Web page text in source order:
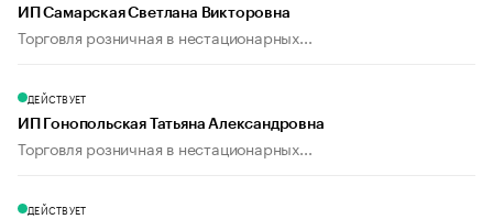
ИП Самарская Светлана Викторовна
Торговля розничная в нестационарных...
ДЕЙСТВУЕТ
ИП Гонопольская Татьяна Александровна
Торговля розничная в нестационарных...
ДЕЙСТВУЕТ